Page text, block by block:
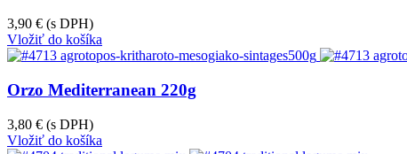
3,90 € (s DPH)
Vložiť do košíka
Orzo Mediterranean 220g
3,80 € (s DPH)
Vložiť do košíka